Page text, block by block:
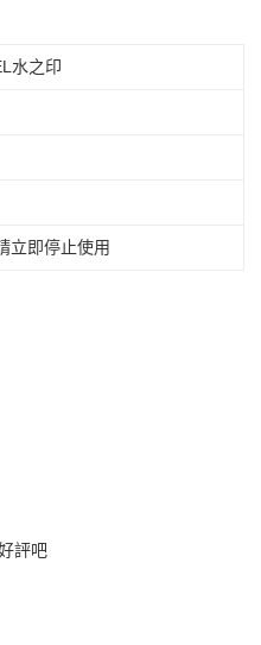
水之印
立即停止使用
評吧